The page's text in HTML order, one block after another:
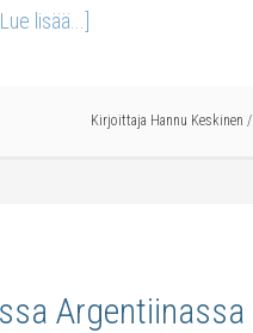
[Lue lisää...]
Kirjoittaja Hannu Keskinen /
Argentiinassa